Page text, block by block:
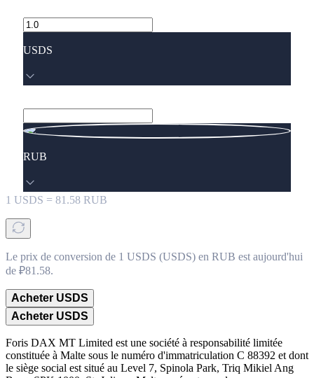
USDS
RUB
1 USDS = 81.58 RUB
Le prix de conversion de 1 USDS (USDS) en RUB est aujourd'hui
de ₽81.58.
Acheter USDS
Acheter USDS
Foris DAX MT Limited est une société à responsabilité limitée
constituée à Malte sous le numéro d'immatriculation C 88392 et dont
le siège social est situé au Level 7, Spinola Park, Triq Mikiel Ang